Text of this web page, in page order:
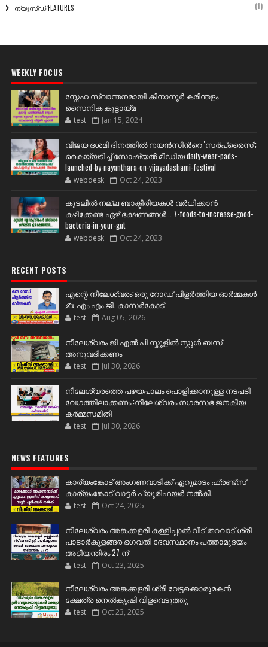
ന്യൂസ്ഡ് FEATURES (1)
WEEKLY FOCUS
സ്നേഹ സ്വാന്തനമായി കിനാനൂർ കരിന്തളം
സൈനിക കൂട്ടായ്മ
test Jan 15, 2024
വിജയ ദശമി ദിനത്തില്‍ നയന്‍സിന്‍റെ 'സര്‍പ്രൈസ്';
കൈയ്യടിച്ച് സോഷ്യല്‍ മീഡിയ daily-wear-pads-
launched-by-nayanthara-on-vijayadashami-festival
webdesk Oct 24, 2023
കുടലിൽ നല്ല ബാക്ടീരിയകൾ വര്‍ധിക്കാന്‍
കഴിക്കേണ്ട ഏഴ് ഭക്ഷണങ്ങള്‍... 7-foods-to-increase-good-
bacteria-in-your-gut
webdesk Oct 24, 2023
RECENT POSTS
എന്റെ നീലേശ്വരം:ഒരു റോഡ് പിളർത്തിയ ഓർമ്മകൾ
✍️ എം.എം.ജി. കാസർകോട്
test Aug 05, 2026
നീലേശ്വരം ജി എൽ പി സ്കൂളിൽ സ്കൂൾ ബസ്
അനുവദിക്കണം
test Jul 30, 2026
നീലേശ്വരത്തെ പഴയപാലം പൊളിക്കാനുള്ള നടപടി
വേഗത്തിലാക്കണം :നീലേശ്വരം നഗരസഭ ജനകീയ
കർമ്മസമിതി
test Jul 30, 2026
NEWS FEATURES
കാര്യംങ്കോട് അംഗണവാടിക്ക് ഏറുമാടം ഫ്രണ്ട്സ്
കാര്യംങ്കോട് വാട്ടർ പ്യൂരിഫയർ നൽകി.
test Oct 24, 2025
നീലേശ്വരം അങ്കക്കളരി കള്ളിപ്പാൽ വീട് തറവാട് ശ്രീ
പാടാർകുളങ്ങര ഭഗവതി ദേവസ്ഥാനം പത്താമുദയം
അടിയന്തിരം 27 ന്
test Oct 23, 2025
നീലേശ്വരം അങ്കക്കളരി ശ്രീ വേട്ടക്കൊരുമകൻ
ക്ഷേത്ര നെൽകൃഷി വിളവെടുത്തു
test Oct 23, 2025